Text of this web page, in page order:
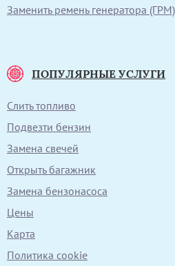
Заменить ремень генератора (ГРМ)
ПОПУЛЯРНЫЕ УСЛУГИ
Слить топливо
Подвезти бензин
Замена свечей
Открыть багажник
Замена бензонасоса
Цены
Карта
Политика cookie